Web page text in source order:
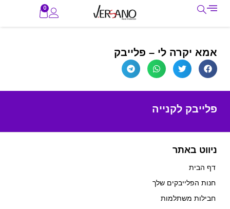
0
אמא יקרה לי – פלייבק
פלייבק לקנייה
ניווט באתר
דף הבית
חנות הפלייבקים שלך
חבילות משתלמות